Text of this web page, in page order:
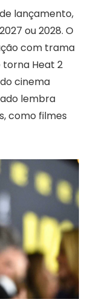
lançamento,
ou 2028. O
com trama
torna Heat 2
cinema
lembra
como filmes